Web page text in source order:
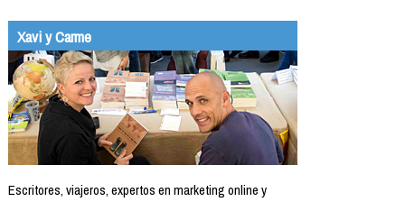
Xavi y Carme
Escritores, viajeros, expertos en marketing online y